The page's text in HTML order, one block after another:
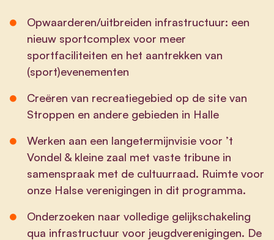
Opwaarderen/uitbreiden infrastructuur: een
nieuw sportcomplex voor meer
sportfaciliteiten en het aantrekken van
(sport)evenementen
Creëren van recreatiegebied op de site van
Stroppen en andere gebieden in Halle
Werken aan een langetermijnvisie voor ’t
Vondel & kleine zaal met vaste tribune in
samenspraak met de cultuurraad. Ruimte voor
onze Halse verenigingen in dit programma.
Onderzoeken naar volledige gelijkschakeling
qua infrastructuur voor jeugdverenigingen. De